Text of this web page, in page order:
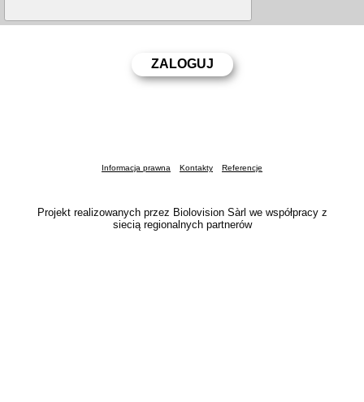
Informacja prawna Kontakty Referencje
Projekt realizowanych przez Biolovision Sàrl we współpracy z
siecią regionalnych partnerów